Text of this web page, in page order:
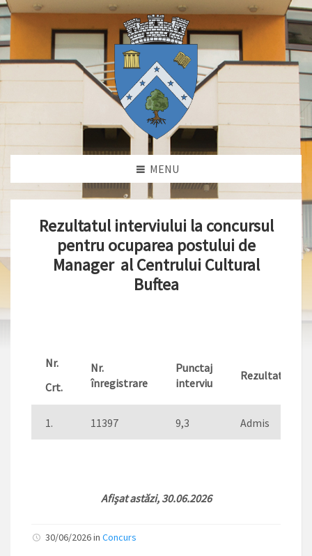
MENU
Rezultatul interviului la concursul
pentru ocuparea postului de
Manager al Centrului Cultural
Buftea
Nr.
Crt.
Nr.
înregistrare
Punctaj
interviu
Rezultat
1. 11397 9,3 Admis
Afişat astăzi, 30.06.2026
30/06/2026 in Concurs